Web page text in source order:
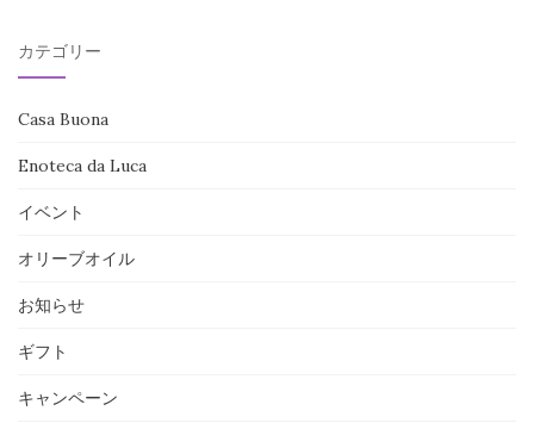
投
稿
カテゴリー
Casa Buona
Enoteca da Luca
イベント
オリーブオイル
お知らせ
ギフト
キャンペーン